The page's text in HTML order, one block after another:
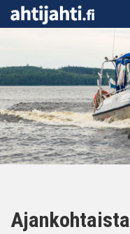
Ajankohtaista